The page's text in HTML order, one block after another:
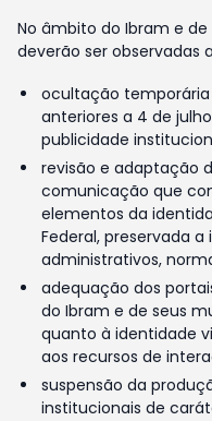
No âmbito do Ibram e
deverão ser observadas
ocultação
anteriores a 4 de
publicidade
revisão e adaptação
comunicação que
elementos da
Federal, preservada
administrativos,
adequação dos
do Ibram e de seus
quanto à identidade
aos recursos de
suspensão da
institucionais de